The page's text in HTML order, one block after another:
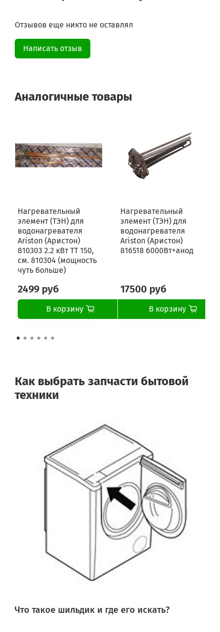
Отзывов еще никто не оставлял
Написать отзыв
Аналогичные товары
Нагревательный
элемент (ТЭН) для
водонагревателя
Ariston (Аристон)
810303 2.2 кВт ТТ 150,
см. 810304 (мощность
чуть больше)
2499 руб
В корзину
Нагревательный
элемент (ТЭН) для
водонагревателя
Ariston (Аристон)
816518 6000Вт+анод
17500 руб
В корзину
Как выбрать запчасти бытовой
техники
Что такое шильдик и где его искать?